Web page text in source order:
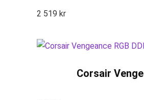
2 519 kr
Corsair